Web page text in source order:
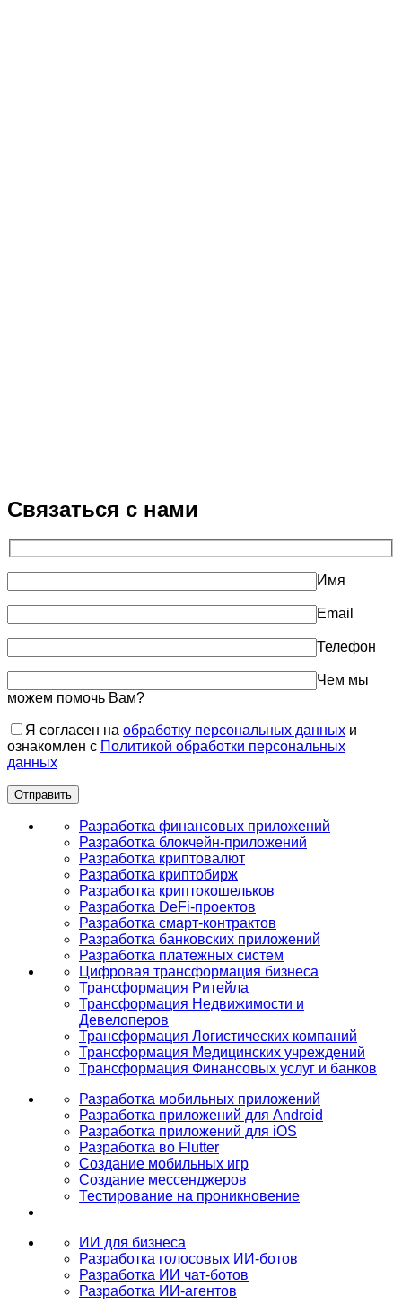
Связаться с нами
Имя
Email
Телефон
Чем мы
можем помочь Вам?
Я согласен на обработку персональных данных и
ознакомлен с Политикой обработки персональных
данных
Разработка финансовых приложений
Разработка блокчейн-приложений
Разработка криптовалют
Разработка криптобирж
Разработка криптокошельков
Разработка DeFi-проектов
Разработка смарт-контрактов
Разработка банковских приложений
Разработка платежных систем
Цифровая трансформация бизнеса
Трансформация Ритейла
Трансформация Недвижимости и
Девелоперов
Трансформация Логистических компаний
Трансформация Медицинских учреждений
Трансформация Финансовых услуг и банков
Разработка мобильных приложений
Разработка приложений для Android
Разработка приложений для iOS
Разработка во Flutter
Создание мобильных игр
Создание мессенджеров
Тестирование на проникновение
ИИ для бизнеса
Разработка голосовых ИИ-ботов
Разработка ИИ чат-ботов
Разработка ИИ-агентов